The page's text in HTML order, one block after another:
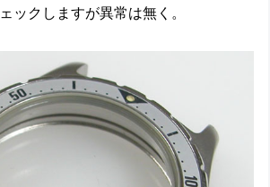
ックしますが異常は無く。